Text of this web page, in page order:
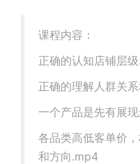
课程内容：
正确的认知店铺层
正确的理解人群关
一个产品是先有展
各品类高低客单价
和方向.mp4